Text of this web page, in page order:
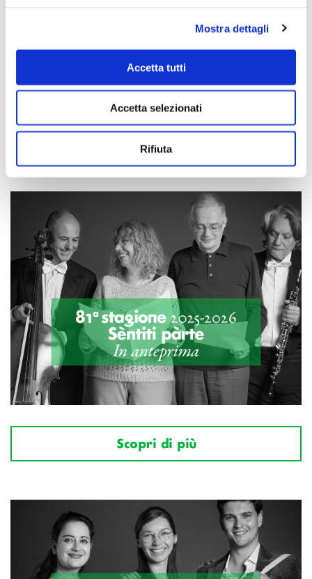
Mostra dettagli
Accetta tutti
Accetta selezionati
Rifiuta
JACQUES OFFENBACH
Ah quel diner, da La Perichole
JOHANN STRAUSS
La marcia di Radetzky
Scopri di più